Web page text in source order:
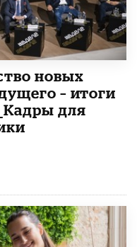
новых
– итоги
для